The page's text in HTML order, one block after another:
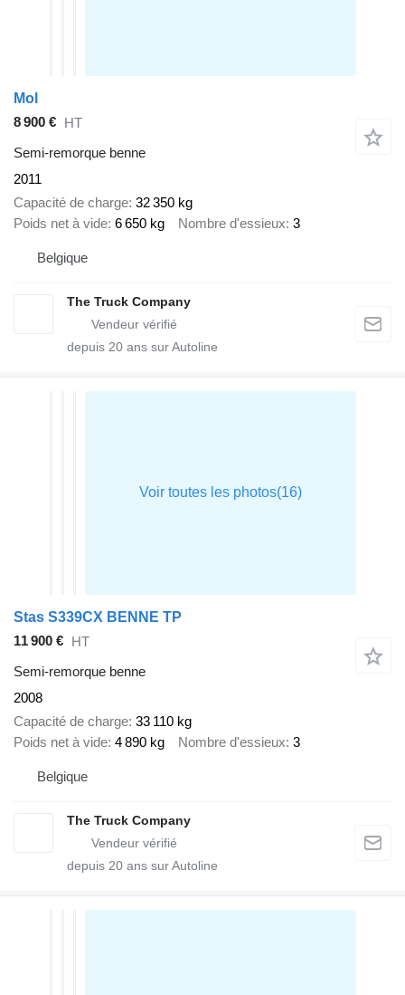
Mol
8 900 € HT
Semi-remorque benne
2011
Capacité de charge 32 350 kg
Poids net à vide 6 650 kg Nombre d'essieux 3
Belgique
The Truck Company
depuis 20 ans sur Autoline
Stas S339CX BENNE TP
11 900 € HT
Semi-remorque benne
2008
Capacité de charge 33 110 kg
Poids net à vide 4 890 kg Nombre d'essieux 3
Belgique
The Truck Company
depuis 20 ans sur Autoline